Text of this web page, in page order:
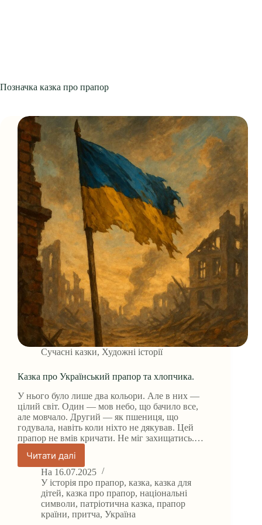
Позначка казка про прапор
Сучасні казки, Художні історії
Казка про Український прапор та хлопчика.
У нього було лише два кольори. Але в них —
цілий світ. Один — мов небо, що бачило все,
але мовчало. Другий — як пшениця, що
годувала, навіть коли ніхто не дякував. Цей
прапор не вмів кричати. Не міг захищатись.…
Читати далі
Казка
про
Український
прапор
та
хлопчика.
На 16.07.2025
У історія про прапор,казка,казка для
дітей, казка про прапор, національні
символи, патріотична казка, прапор
країни, притча, Україна